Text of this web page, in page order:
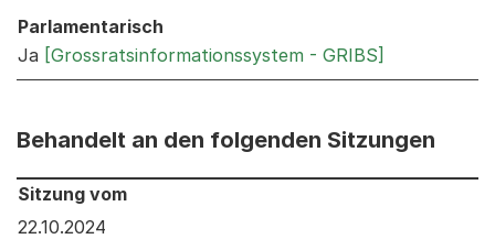
Parlamentarisch
Ja [Grossratsinformationssystem - GRIBS]
Behandelt an den folgenden Sitzungen
Behandelt an den folgenden Sitzungen: Informationen
Sitzung vom
22.10.2024